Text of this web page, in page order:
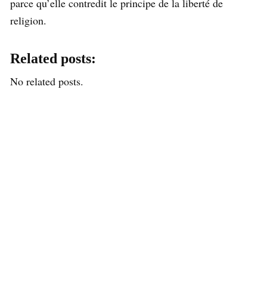
parce qu’elle contredit le principe de la liberté de
religion.
Related posts:
No related posts.